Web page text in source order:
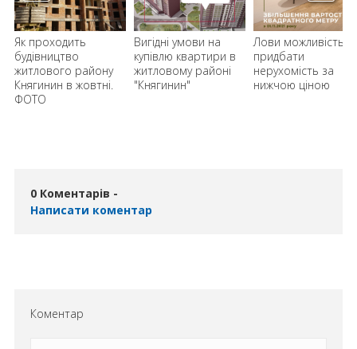
Як проходить
будівництво
житлового району
Княгинин в жовтні.
ФОТО
Вигідні умови на
купівлю квартири в
житловому районі
"Княгинин"
Лови можливість
придбати
нерухомість за
нижчою ціною
0 Коментарів -
Написати коментар
Коментар